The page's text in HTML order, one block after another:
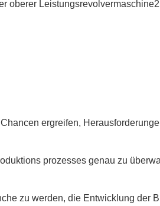
ergreifen,
prozesses genau zu
zu werden, die Entwicklung der